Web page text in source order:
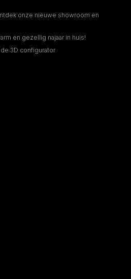
onze nieuwe showroom en
en gezellig najaar in huis!
3D configurator